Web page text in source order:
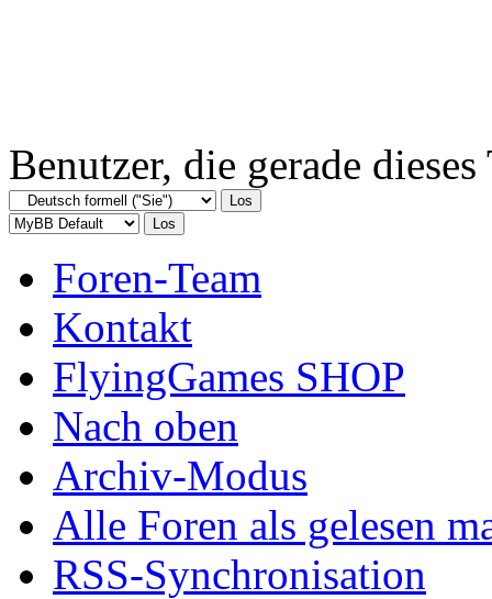
Benutzer, die gerade
Foren-Team
Kontakt
FlyingGames SHOP
Nach oben
Archiv-Modus
Alle Foren als gelesen
RSS-Synchronisation